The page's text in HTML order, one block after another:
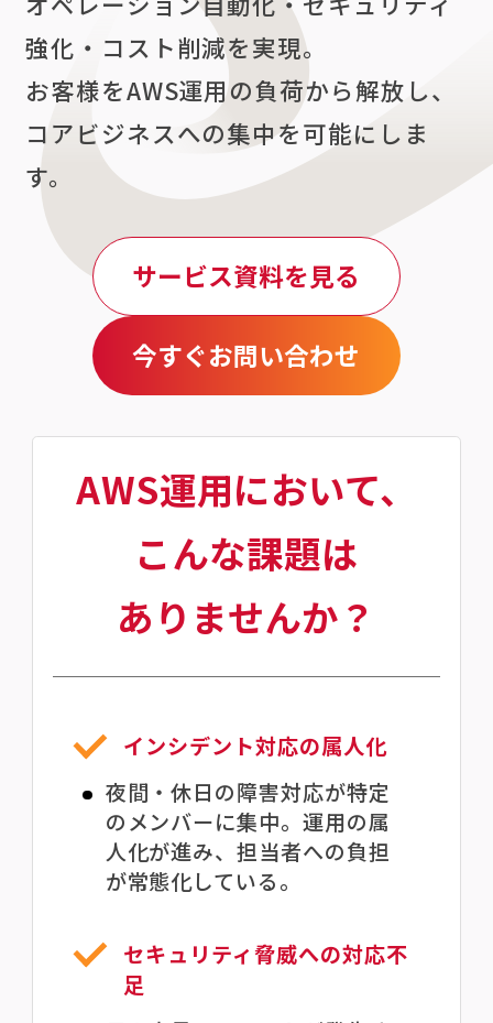
強化・コスト削減を実現。
お客様をAWS運用の負荷から解放し、
コアビジネスへの集中を可能にしま
す。
サービス資料を見る
今すぐお問い合わせ
AWS運用において、
こんな課題は
ありませんか？
インシデント対応の属人化
夜間・休日の障害対応が特定
のメンバーに集中。運用の属
人化が進み、担当者への負担
が常態化している。
セキュリティ脅威への対応不
足